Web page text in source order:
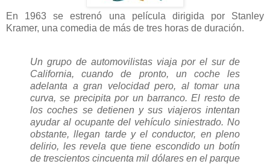
En 1963 se estrenó una película dirigida por Stanley
Kramer, una comedia de más de tres horas de duración.
Un grupo de automovilistas viaja por el sur de
California, cuando de pronto, un coche les
adelanta a gran velocidad pero, al tomar una
curva, se precipita por un barranco. El resto de
los coches se detienen y sus viajeros intentan
ayudar al ocupante del vehículo siniestrado. No
obstante, llegan tarde y el conductor, en pleno
delirio, les revela que tiene escondido un botín
de trescientos cincuenta mil dólares en el parque